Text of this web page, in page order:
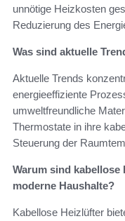
unnötige Heizkosten
Reduzierung des
Was sind aktuelle
Aktuelle Trends
energieeffiziente
umweltfreundliche
Thermostate in ihre
Steuerung der
Warum sind kabellose
moderne Haushalte?
Kabellose Heizlüfter